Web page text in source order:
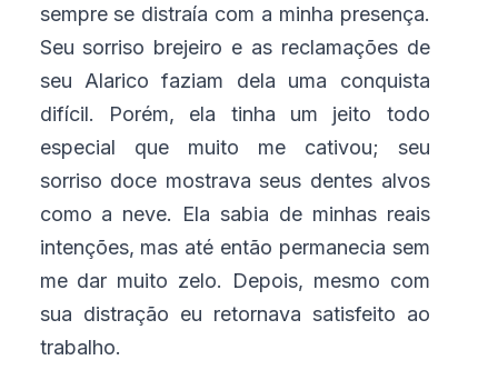
sempre se distraía com a minha presença.
Seu sorriso brejeiro e as reclamações de
seu Alarico faziam dela uma conquista
difícil. Porém, ela tinha um jeito todo
especial que muito me cativou; seu
sorriso doce mostrava seus dentes alvos
como a neve. Ela sabia de minhas reais
intenções, mas até então permanecia sem
me dar muito zelo. Depois, mesmo com
sua distração eu retornava satisfeito ao
trabalho.